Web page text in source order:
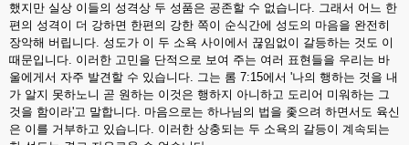
했지만 실상 이들의 성격상 두 성품은 공존할 수 없습니다. 그래서 어느 한
편의 성격이 더 강하면 한편의 강한 쪽이 순식간에 성도의 마음을 완전히
장악해 버립니다. 성도가 이 두 소욕 사이에서 끊임없이 갈등하는 것도 이
때문입니다. 이러한 고민을 단적으로 보여 주는 여러 표현들을 우리는 바
울에게서 자주 발견할 수 있습니다. 그는 롬 7:15에서 '나의 행하는 것을 내
가 알지 못하노니 곧 원하는 이것은 행하지 아니하고 도리어 미워하는 그
것을 함이라'고 말합니다. 마음으로는 하나님의 법을 좇으려 하면서도 육신
은 이를 거부하고 있습니다. 이러한 상충되는 두 소욕의 갈등이 계속되는